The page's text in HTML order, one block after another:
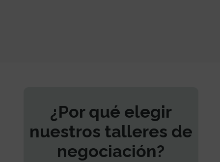
¿Por qué elegir
nuestros talleres de
negociación?